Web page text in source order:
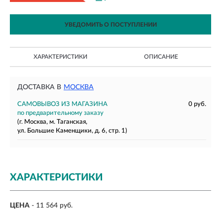
УВЕДОМИТЬ О ПОСТУПЛЕНИИ
ХАРАКТЕРИСТИКИ ОПИСАНИЕ
ДОСТАВКА В МОСКВА
САМОВЫВОЗ ИЗ МАГАЗИНА
0 руб.
по предварительному заказу
(г. Москва, м. Таганская,
ул. Большие Каменщики, д. 6, стр. 1)
ХАРАКТЕРИСТИКИ
ЦЕНА - 11 564 руб.